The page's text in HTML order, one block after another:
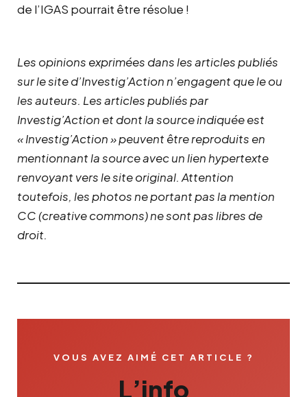
de l’IGAS pourrait être résolue !
Les opinions exprimées dans les articles publiés
sur le site d’Investig’Action n’engagent que le ou
les auteurs. Les articles publiés par
Investig’Action et dont la source indiquée est
« Investig’Action » peuvent être reproduits en
mentionnant la source avec un lien hypertexte
renvoyant vers le site original. Attention
toutefois, les photos ne portant pas la mention
CC (creative commons) ne sont pas libres de
droit.
VOUS AVEZ AIMÉ CET ARTICLE ?
L’info